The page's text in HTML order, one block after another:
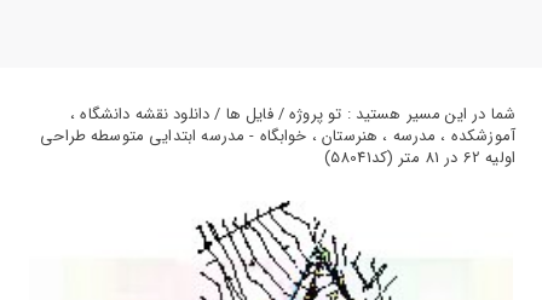
شما در این مسیر هستید : تو پروژه / فایل ها / دانلود نقشه دانشگاه ،
آموزشکده ، مدرسه ، هنرستان ، خوابگاه - مدرسه ابتدایی متوسطه طراحی
اولیه 62 در 81 متر (کد58041)